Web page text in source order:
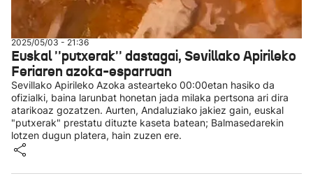
2025/05/03 - 21:36
Euskal ''putxerak'' dastagai, Sevillako Apirileko
Feriaren azoka-esparruan
Sevillako Apirileko Azoka astearteko 00:00etan hasiko da
ofizialki, baina larunbat honetan jada milaka pertsona ari dira
atarikoaz gozatzen. Aurten, Andaluziako jakiez gain, euskal
"putxerak" prestatu dituzte kaseta batean; Balmasedarekin
lotzen dugun platera, hain zuzen ere.